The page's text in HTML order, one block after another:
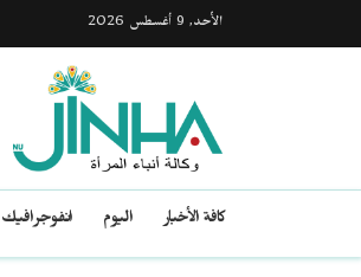
الأحد, 9 أغسطس 2026
كافة الأخبار اليوم انفوجرافيك